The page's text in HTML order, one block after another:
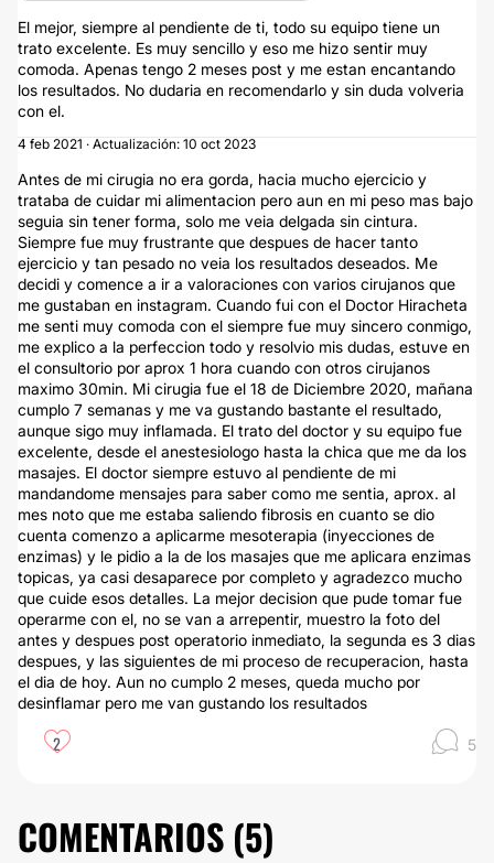
El mejor, siempre al pendiente de ti, todo su equipo tiene un
trato excelente. Es muy sencillo y eso me hizo sentir muy
comoda. Apenas tengo 2 meses post y me estan encantando
los resultados. No dudaria en recomendarlo y sin duda volveria
con el.
4 feb 2021 · Actualización: 10 oct 2023
Antes de mi cirugia no era gorda, hacia mucho ejercicio y
trataba de cuidar mi alimentacion pero aun en mi peso mas bajo
seguia sin tener forma, solo me veia delgada sin cintura.
Siempre fue muy frustrante que despues de hacer tanto
ejercicio y tan pesado no veia los resultados deseados. Me
decidi y comence a ir a valoraciones con varios cirujanos que
me gustaban en instagram. Cuando fui con el Doctor Hiracheta
me senti muy comoda con el siempre fue muy sincero conmigo,
me explico a la perfeccion todo y resolvio mis dudas, estuve en
el consultorio por aprox 1 hora cuando con otros cirujanos
maximo 30min. Mi cirugia fue el 18 de Diciembre 2020, mañana
cumplo 7 semanas y me va gustando bastante el resultado,
aunque sigo muy inflamada. El trato del doctor y su equipo fue
excelente, desde el anestesiologo hasta la chica que me da los
masajes. El doctor siempre estuvo al pendiente de mi
mandandome mensajes para saber como me sentia, aprox. al
mes noto que me estaba saliendo fibrosis en cuanto se dio
cuenta comenzo a aplicarme mesoterapia (inyecciones de
enzimas) y le pidio a la de los masajes que me aplicara enzimas
topicas, ya casi desaparece por completo y agradezco mucho
que cuide esos detalles. La mejor decision que pude tomar fue
operarme con el, no se van a arrepentir, muestro la foto del
antes y despues post operatorio inmediato, la segunda es 3 dias
despues, y las siguientes de mi proceso de recuperacion, hasta
el dia de hoy. Aun no cumplo 2 meses, queda mucho por
desinflamar pero me van gustando los resultados
2 5
COMENTARIOS (5)